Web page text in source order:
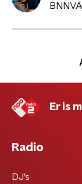
Er is
Radio
DJ’s